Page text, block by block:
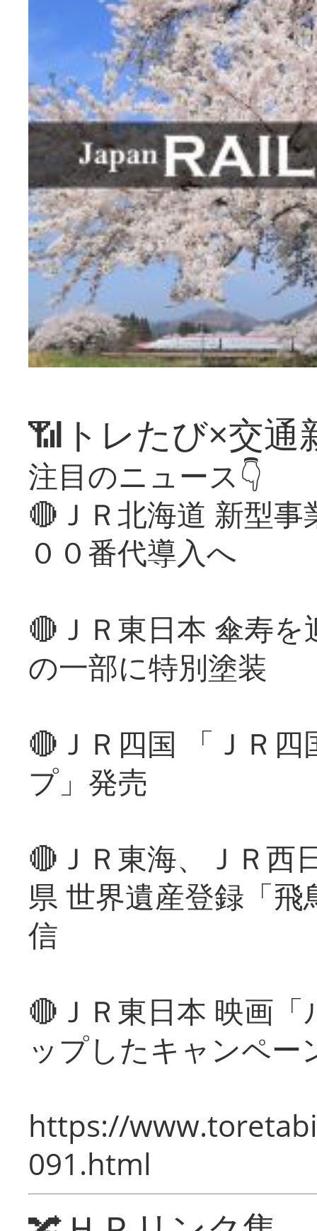
📶トレたび×交通
注目のニュース👇
🔴ＪＲ北海道 新型
００番代導入へ
🔴ＪＲ東日本 傘寿
の一部に特別塗装
🔴ＪＲ四国 「ＪＲ
プ」発売
🔴ＪＲ東海、ＪＲ西
県 世界遺産登録「
信
🔴ＪＲ東日本 映画
ップしたキャンペー
https://
091.html